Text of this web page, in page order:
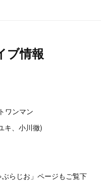
ブ情報
ワンマン
、小川徹)
らじお」ページもご覧下